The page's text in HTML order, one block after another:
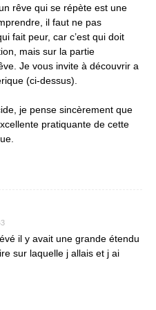
rêve qui se répète est une
il faut ne pas
fait peur, car c’est qui doit
mais sur la partie
Je vous invite à découvrir a
(ci-dessus).
je pense sincèrement que
pratiquante de cette
il y avait une grande étendu
sur laquelle j allais et j ai